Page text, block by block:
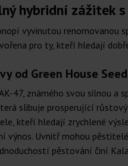
hybridní zážitek
vyvinutou renomovanou
pro ty, kteří hledají
od Green House
47, známého svou silnou
slibuje prosperující růstový
kteří hledají zrychlené
výnos. Uvnitř mohou
pěstování činí